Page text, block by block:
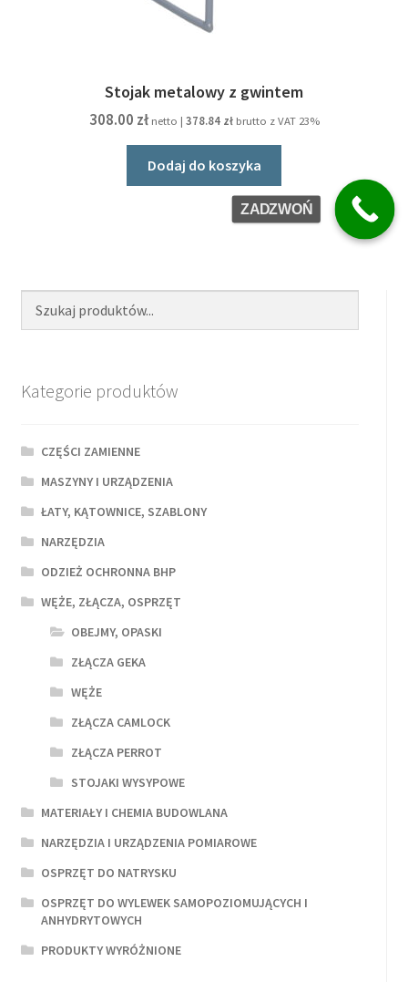
Stojak metalowy z gwintem
308.00 zł netto | 378.84 złbrutto z VAT 23%
Dodaj do koszyka
Kategorie produktów
CZĘŚCI ZAMIENNE
MASZYNY I URZĄDZENIA
ŁATY, KĄTOWNICE, SZABLONY
NARZĘDZIA
ODZIEŻ OCHRONNA BHP
WĘŻE, ZŁĄCZA, OSPRZĘT
OBEJMY, OPASKI
ZŁĄCZA GEKA
WĘŻE
ZŁĄCZA CAMLOCK
ZŁĄCZA PERROT
STOJAKI WYSYPOWE
MATERIAŁY I CHEMIA BUDOWLANA
NARZĘDZIA I URZĄDZENIA POMIAROWE
OSPRZĘT DO NATRYSKU
OSPRZĘT DO WYLEWEK SAMOPOZIOMUJĄCYCH I
ANHYDRYTOWYCH
PRODUKTY WYRÓŻNIONE
ZADZWOŃ